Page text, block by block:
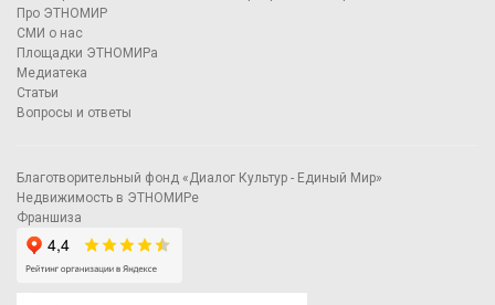
Про ЭТНОМИР
СМИ о нас
Площадки ЭТНОМИРа
Медиатека
Статьи
Вопросы и ответы
Благотворительный фонд «Диалог Культур - Единый Мир»
Недвижимость в ЭТНОМИРе
Франшиза